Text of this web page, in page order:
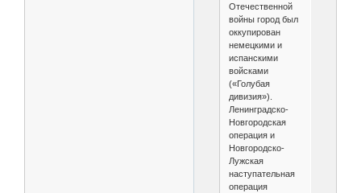
Отечественной
войны город был
оккупирован
немецкими и
испанскими
войсками
(«Голубая
дивизия»).
Ленинградско-
Новгородская
операция и
Новгородско-
Лужская
наступательная
операция